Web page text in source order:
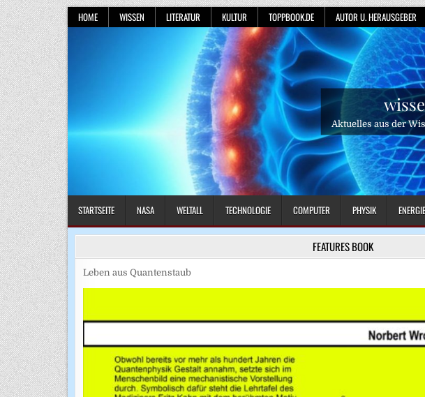
Skip
to
content
HOME WISSEN LITERATUR KULTUR TOPPBOOK.DE AUTOR U. HERAUSGEBER
Aktuelles aus der
STARTSEITE NASA WELTALL TECHNOLOGIE COMPUTER PHYSIK ENERGIE
FEATURES BOOK
Leben aus Quantenstaub